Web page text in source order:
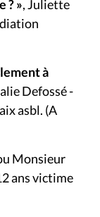
? », Juliette
à
Defossé -
asbl. (A
Monsieur
ans victime